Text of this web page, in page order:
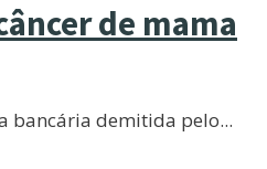
de mama
bancária demitida pelo...